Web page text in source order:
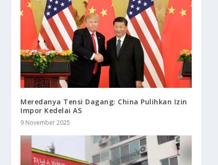
Meredanya Tensi Dagang: China Pulihkan Izin
Impor Kedelai AS
9 November 2025